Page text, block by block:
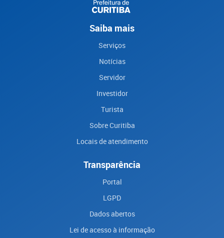
Saiba mais
Serviços
Notícias
Servidor
Investidor
Turista
Sobre Curitiba
Locais de atendimento
Transparência
Portal
LGPD
Dados abertos
Lei de acesso à informação